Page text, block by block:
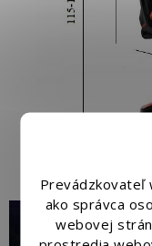
Prevádzkovateľ
ako správca
webovej